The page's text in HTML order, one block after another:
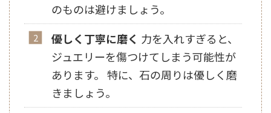
のものは避けましょう。
優しく丁寧に磨く 力を入れすぎると、
ジュエリーを傷つけてしまう可能性が
あります。 特に、石の周りは優しく磨
きましょう。